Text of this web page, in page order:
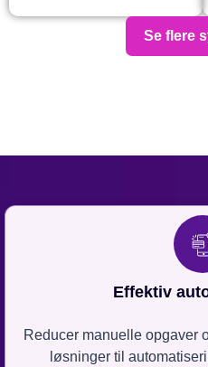
Se flere
Effektiv
Reducer manuelle opgaver
løsninger til